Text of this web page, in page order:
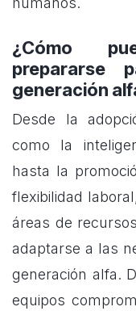
¿Cómo
prepararse
generación
Desde la
como la
hasta la
flexibilidad
áreas de
adaptarse a las
generación alfa.
equipos